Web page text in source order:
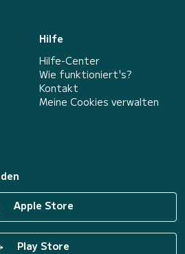
Hilfe
Hilfe-Center
Wie funktioniert's?
Kontakt
Meine Cookies verwalten
Apple Store
Play Store